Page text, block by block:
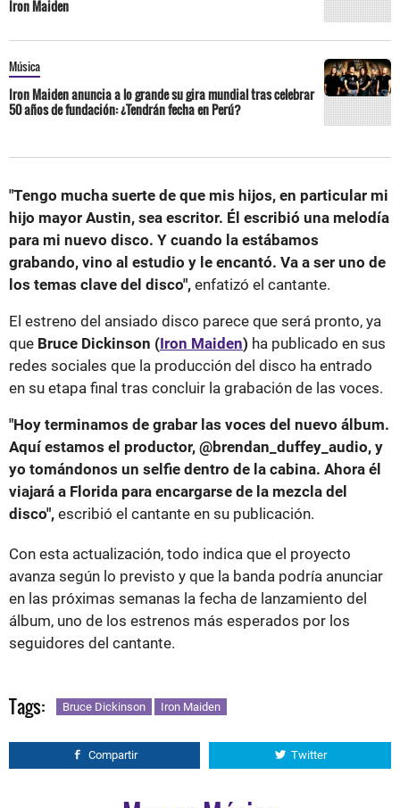
Iron Maiden
Música
Iron Maiden anuncia a lo grande su gira mundial tras celebrar
50 años de fundación: ¿Tendrán fecha en Perú?
"Tengo mucha suerte de que mis hijos, en particular mi
hijo mayor Austin, sea escritor. Él escribió una melodía
para mi nuevo disco. Y cuando la estábamos
grabando, vino al estudio y le encantó. Va a ser uno de
los temas clave del disco", enfatizó el cantante.
El estreno del ansiado disco parece que será pronto, ya
que Bruce Dickinson (Iron Maiden) ha publicado en sus
redes sociales que la producción del disco ha entrado
en su etapa final tras concluir la grabación de las voces.
"Hoy terminamos de grabar las voces del nuevo álbum.
Aquí estamos el productor, @brendan_duffey_audio, y
yo tomándonos un selfie dentro de la cabina. Ahora él
viajará a Florida para encargarse de la mezcla del
disco", escribió el cantante en su publicación.
Con esta actualización, todo indica que el proyecto
avanza según lo previsto y que la banda podría anunciar
en las próximas semanas la fecha de lanzamiento del
álbum, uno de los estrenos más esperados por los
seguidores del cantante.
Tags: Bruce Dickinson Iron Maiden
Compartir Twitter